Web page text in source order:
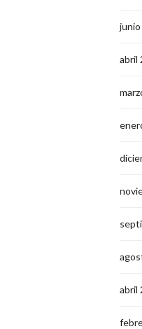
abril
abril